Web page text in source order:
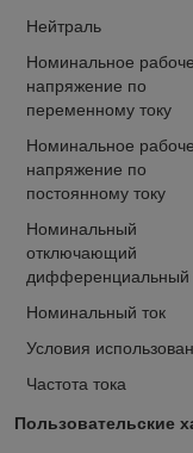
Нейтраль
Номинальное
напряжение по
переменному току
Номинальное
напряжение по
постоянному току
Номинальный
отключающий
дифференциальный
Номинальный ток
Условия
Частота тока
Пользовательские